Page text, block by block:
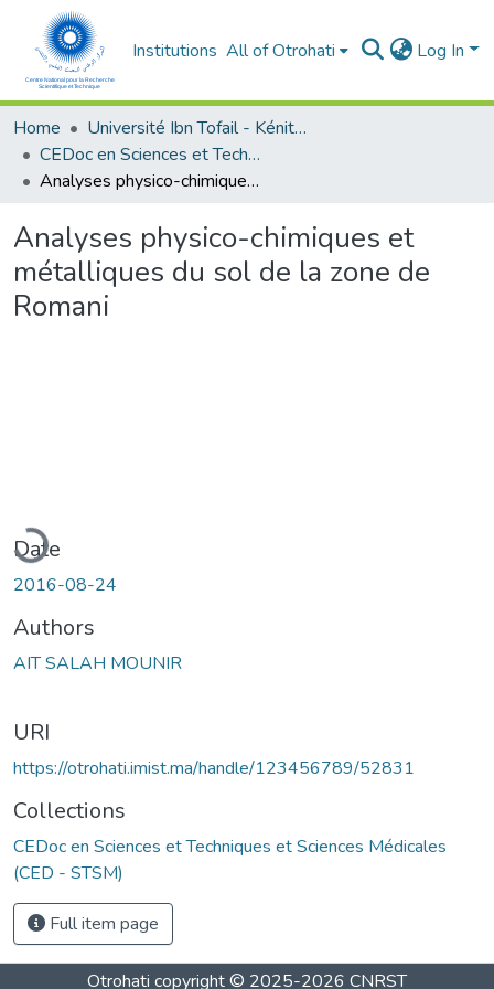
Institutions All of Otrohati Log In
Home
Université Ibn Tofail - Kénitra
CEDoc en Sciences et Techniques et Sciences Médicales (CED - STSM)
Analyses physico-chimiques et métalliques du sol de la zone de Romani
Analyses physico-chimiques et
métalliques du sol de la zone de
Romani
Date
2016-08-24
Authors
AIT SALAH MOUNIR
URI
https://otrohati.imist.ma/handle/123456789/52831
Collections
CEDoc en Sciences et Techniques et Sciences Médicales
(CED - STSM)
Full item page
Otrohati copyright © 2025-2026 CNRST